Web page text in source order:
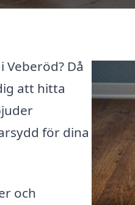
Då
att hitta
för dina
och